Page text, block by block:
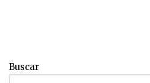
Buscar